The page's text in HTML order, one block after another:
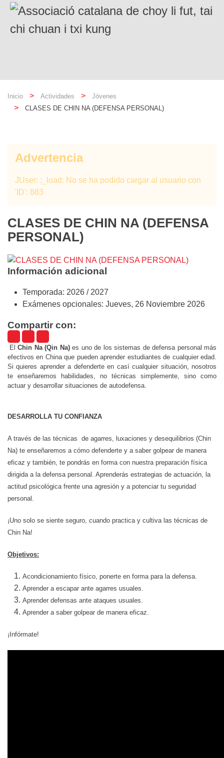
Inicio Actividades
Jóvenes
CLASES DE CHIN NA (DEFENSA PERSONAL)
Advertencia
JUser: :_load: No se ha podido cargar al usuario con
'ID': 883
CLASES DE CHIN NA (DEFENSA
PERSONAL)
Información adicional
Temporada: 2026 / 2027
Exámenes opcionales: Jueves, 26 Noviembre 2026
Compartir con:
El Chin Na (Qin Na)es uno de los sistemas de defensa personal más
efectivos en China que pueden aprender estudiantes de cualquier edad.
Si quieres aprender a defenderte en casí cualquier situación, nosotros
te enseñaremos habilidades, no técnicas simplemente, sino como
actuar y desarrollar situaciones de autodefensa.
DESARROLLA TU CONFIANZA
A través de las técnicas de agarres, luxaciones y desequilibrios (Chin
Na) te enseñaremos a cómo defenderte y a saber golpear de manera
eficaz y también, te pondrás en forma con nuestra preparación física
dirigida a la defensa personal. Aprenderás estrategias de actuación, la
actitud psicológica frente una agresión y a potenciar tu seguridad
personal.
¡Uno solo se siente seguro, cuando practica y cultiva las técnicas de
Chin Na!
Objetivos:
Acondicionamiento físico, ponerte en forma para la defensa.
Aprender a escapar ante agarres usuales.
Aprender defensas ante ataques usuales.
Aprender a saber golpear de manera eficaz.
¡Infórmate!